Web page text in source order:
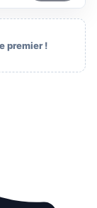
premier !